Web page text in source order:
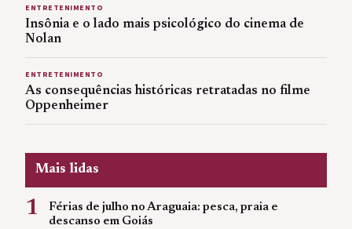
ENTRETENIMENTO
Insônia e o lado mais psicológico do cinema de
Nolan
ENTRETENIMENTO
As consequências históricas retratadas no filme
Oppenheimer
Mais lidas
1
Férias de julho no Araguaia: pesca, praia e
descanso em Goiás